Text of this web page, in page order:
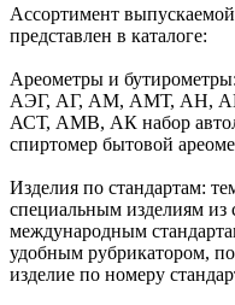
Ассортимент
представлен в каталоге:
Ареометры и
АЭГ, АГ, АМ, АМТ, АН,
АСТ, АМВ, АК набор
спиртомер бытовой
Изделия по стандартам:
специальным изделиям
международным
удобным рубрикатором,
изделие по номеру